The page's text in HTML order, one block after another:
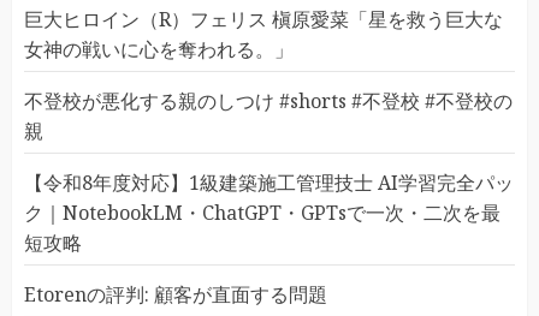
巨大ヒロイン（R）フェリス 槇原愛菜「星を救う巨大な
女神の戦いに心を奪われる。」
不登校が悪化する親のしつけ #shorts #不登校 #不登校の
親
【令和8年度対応】1級建築施工管理技士 AI学習完全パッ
ク｜NotebookLM・ChatGPT・GPTsで一次・二次を最
短攻略
Etorenの評判: 顧客が直面する問題